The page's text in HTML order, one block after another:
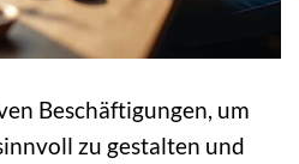
Beschäftigungen, um
zu gestalten und